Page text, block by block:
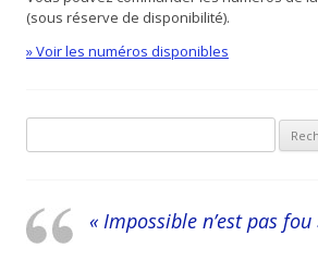
(sous réserve de disponibilité).
» Voir les numéros disponibles
« Impossible n’est pas fou